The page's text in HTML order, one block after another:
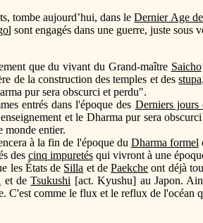
tombe aujourd’hui, dans leDernier Age
sont engagés dans une guerre, juste sous
que du vivant du Grand-maître Saicho
de la construction des temples et desstupa
pur sera obscurci et perdu".
entrés dans l'époque des Derniers jours
et le Dharma pur sera
monde entier.
à la fin de l'époque du Dharma formel
des cinq impuretésqui vivront à une
les États de Silla et dePaekche ont déjà
et deTsukushi [act. Kyushu] au Japon.
C'est comme le flux et le reflux de l'océan